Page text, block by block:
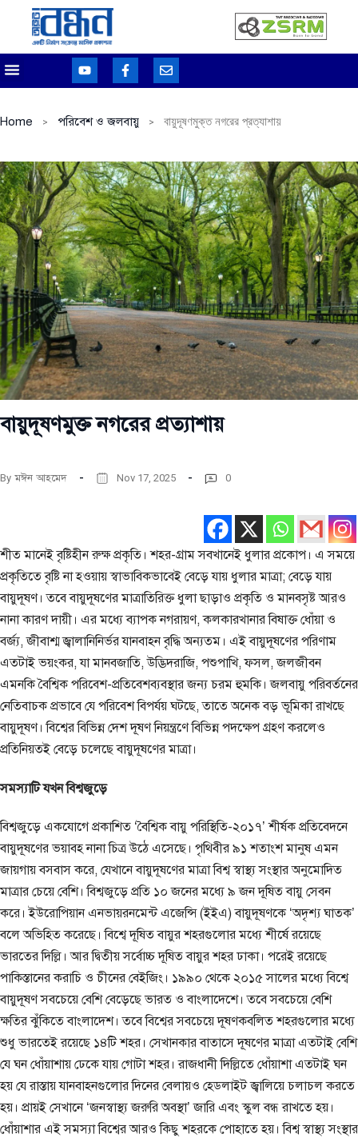
Home পরিবেশ ও জলবায়ু বায়ুদূষণমুক্ত নগরের প্রত্যাশায়
বায়ুদূষণমুক্ত নগরের প্রত্যাশায়
By মঈন আহমেদ Nov 17, 2025 0
শীত মানেই বৃষ্টিহীন রুক্ষ প্রকৃতি। শহর-গ্রাম সবখানেই ধুলার প্রকোপ। এ সময়ে
প্রকৃতিতে বৃষ্টি না হওয়ায় স্বাভাবিকভাবেই বেড়ে যায় ধুলার মাত্রা; বেড়ে যায়
বায়ুদূষণ। তবে বায়ুদূষণের মাত্রাতিরিক্ত ধুলা ছাড়াও প্রকৃতি ও মানবসৃষ্ট আরও
নানা কারণ দায়ী। এর মধ্যে ব্যাপক নগরায়ণ, কলকারখানার বিষাক্ত ধোঁয়া ও
বর্জ্য, জীবাশ্ম জ্বালানিনির্ভর যানবাহন বৃদ্ধি অন্যতম। এই বায়ুদূষণের পরিণাম
এতটাই ভয়ংকর, যা মানবজাতি, উদ্ভিদরাজি, পশুপাখি, ফসল, জলজীবন
এমনকি বৈশ্বিক পরিবেশ-প্রতিবেশব্যবস্থার জন্য চরম হুমকি। জলবায়ু পরিবর্তনের
নেতিবাচক প্রভাবে যে পরিবেশ বিপর্যয় ঘটছে, তাতে অনেক বড় ভূমিকা রাখছে
বায়ুদূষণ। বিশ্বের বিভিন্ন দেশ দূষণ নিয়ন্ত্রণে বিভিন্ন পদক্ষেপ গ্রহণ করলেও
প্রতিনিয়তই বেড়ে চলেছে বায়ুদূষণের মাত্রা।
সমস্যাটি যখন বিশ্বজুড়ে
বিশ্বজুড়ে একযোগে প্রকাশিত ‘বৈশ্বিক বায়ু পরিস্থিতি-২০১৭’ শীর্ষক প্রতিবেদনে
বায়ুদূষণের ভয়াবহ নানা চিত্র উঠে এসেছে। পৃথিবীর ৯১ শতাংশ মানুষ এমন
জায়গায় বসবাস করে, যেখানে বায়ুদূষণের মাত্রা বিশ্ব স্বাস্থ্য সংস্থার অনুমোদিত
মাত্রার চেয়ে বেশি। বিশ্বজুড়ে প্রতি ১০ জনের মধ্যে ৯ জন দূষিত বায়ু সেবন
করে। ইউরোপিয়ান এনভায়রনমেন্ট এজেন্সি (ইইএ) বায়ুদূষণকে ‘অদৃশ্য ঘাতক’
বলে অভিহিত করেছে। বিশ্বে দূষিত বায়ুর শহরগুলোর মধ্যে শীর্ষে রয়েছে
ভারতের দিল্লি। আর দ্বিতীয় সর্বোচ্চ দূষিত বায়ুর শহর ঢাকা। পরেই রয়েছে
পাকিস্তানের করাচি ও চীনের বেইজিং। ১৯৯০ থেকে ২০১৫ সালের মধ্যে বিশ্বে
বায়ুদূষণ সবচেয়ে বেশি বেড়েছে ভারত ও বাংলাদেশে। তবে সবচেয়ে বেশি
ক্ষতির ঝুঁকিতে বাংলাদেশ। তবে বিশ্বের সবচেয়ে দূষণকবলিত শহরগুলোর মধ্যে
শুধু ভারতেই রয়েছে ১৪টি শহর। সেখানকার বাতাসে দূষণের মাত্রা এতটাই বেশি
যে ঘন ধোঁয়াশায় ঢেকে যায় গোটা শহর। রাজধানী দিল্লিতে ধোঁয়াশা এতটাই ঘন
হয় যে রাস্তায় যানবাহনগুলোর দিনের বেলায়ও হেডলাইট জ্বালিয়ে চলাচল করতে
হয়। প্রায়ই সেখানে ‘জনস্বাস্থ্য জরুরি অবস্থা’ জারি এবং স্কুল বন্ধ রাখতে হয়।
ধোঁয়াশার এই সমস্যা বিশ্বের আরও কিছু শহরকে পোহাতে হয়। বিশ্ব স্বাস্থ্য সংস্থার